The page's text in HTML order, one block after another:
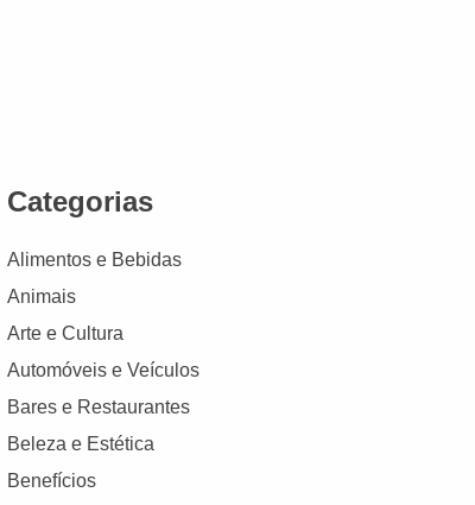
Categorias
Alimentos e Bebidas
Animais
Arte e Cultura
Automóveis e Veículos
Bares e Restaurantes
Beleza e Estética
Benefícios